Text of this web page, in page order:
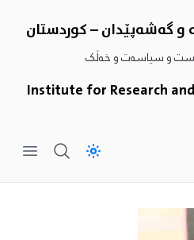
و گەشەپێدان – کوردستان
و سیاسەت و خەڵک
Institute for Research